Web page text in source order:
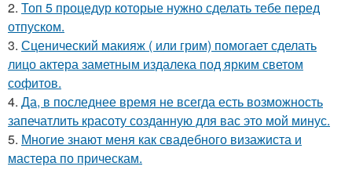
2. Топ 5 процедур которые нужно сделать тебе перед
отпуском.
3. Сценический макияж ( или грим) помогает сделать
лицо актера заметным издалека под ярким светом
софитов.
4. Да, в последнее время не всегда есть возможность
запечатлить красоту созданную для вас это мой минус.
5. Многие знают меня как свадебного визажиста и
мастера по прическам.